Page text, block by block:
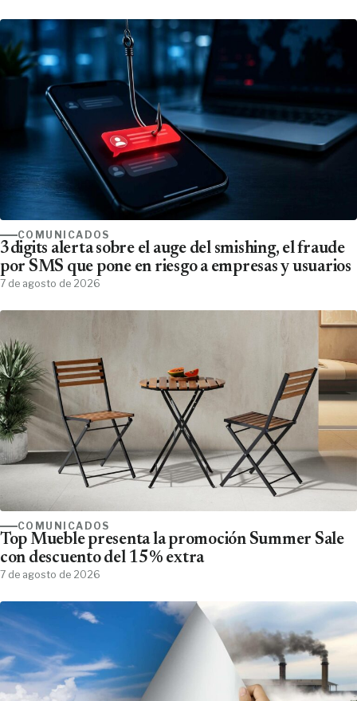
COMUNICADOS
3digits alerta sobre el auge del smishing, el fraude
por SMS que pone en riesgo a empresas y usuarios
7 de agosto de 2026
COMUNICADOS
Top Mueble presenta la promoción Summer Sale
con descuento del 15% extra
7 de agosto de 2026